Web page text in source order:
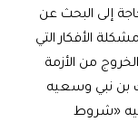
إلى البحث عن
الأفكار التي
من الأزمة
بن نبي وسعيه
«شروط